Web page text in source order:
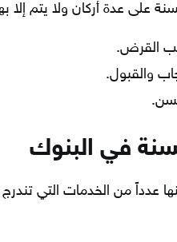
على عدة أركان ولا يتم إلا
القرض.
والقبول.
في البنوك
عدداً من الخدمات التي